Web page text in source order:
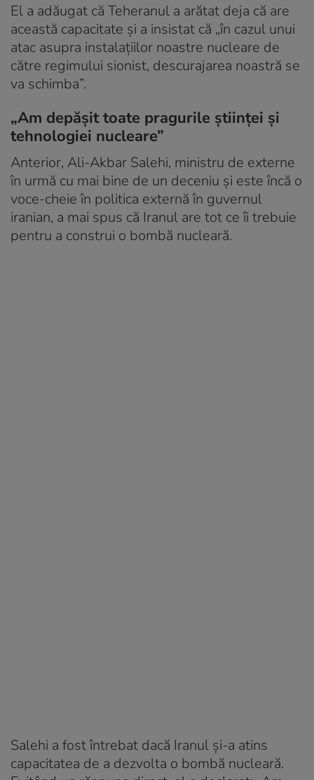
El a adăugat că Teheranul a arătat deja că are
această capacitate și a insistat că „în cazul unui
atac asupra instalațiilor noastre nucleare de
către regimului sionist, descurajarea noastră se
va schimba”.
„Am depășit toate pragurile științei și
tehnologiei nucleare”
Anterior, Ali-Akbar Salehi, ministru de externe
în urmă cu mai bine de un deceniu și este încă o
voce-cheie în politica externă în guvernul
iranian, a mai spus că Iranul are tot ce îi trebuie
pentru a construi o bombă nucleară.
Salehi a fost întrebat dacă Iranul și-a atins
capacitatea de a dezvolta o bombă nucleară.